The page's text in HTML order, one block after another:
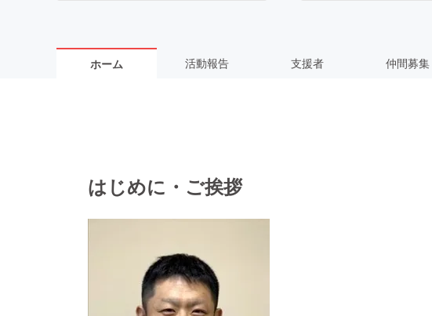
ホーム 活動報告 支援者 仲間募集
はじめに・ご挨拶